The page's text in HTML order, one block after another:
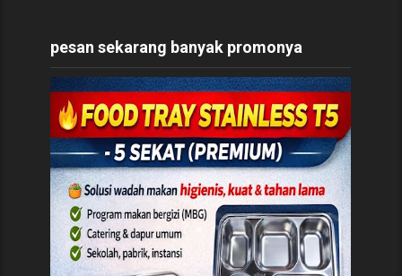
pesan sekarang banyak promonya